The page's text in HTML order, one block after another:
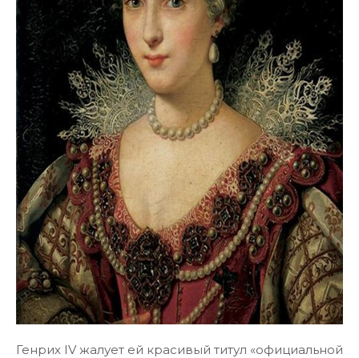
Генрих IV жалует ей красивый титул «официальной